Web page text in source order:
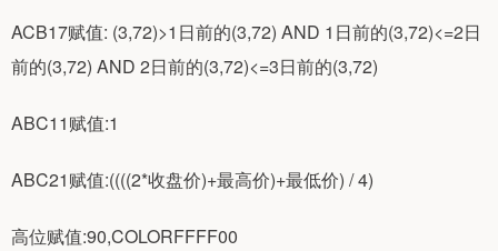
ACB17赋值: (3,72)>1日前的(3,72) AND 1日前的(3,72)<=2日
前的(3,72) AND 2日前的(3,72)<=3日前的(3,72)
ABC11赋值:1
ABC21赋值:((((2*收盘价)+最高价)+最低价) / 4)
高位赋值:90,COLORFFFF00